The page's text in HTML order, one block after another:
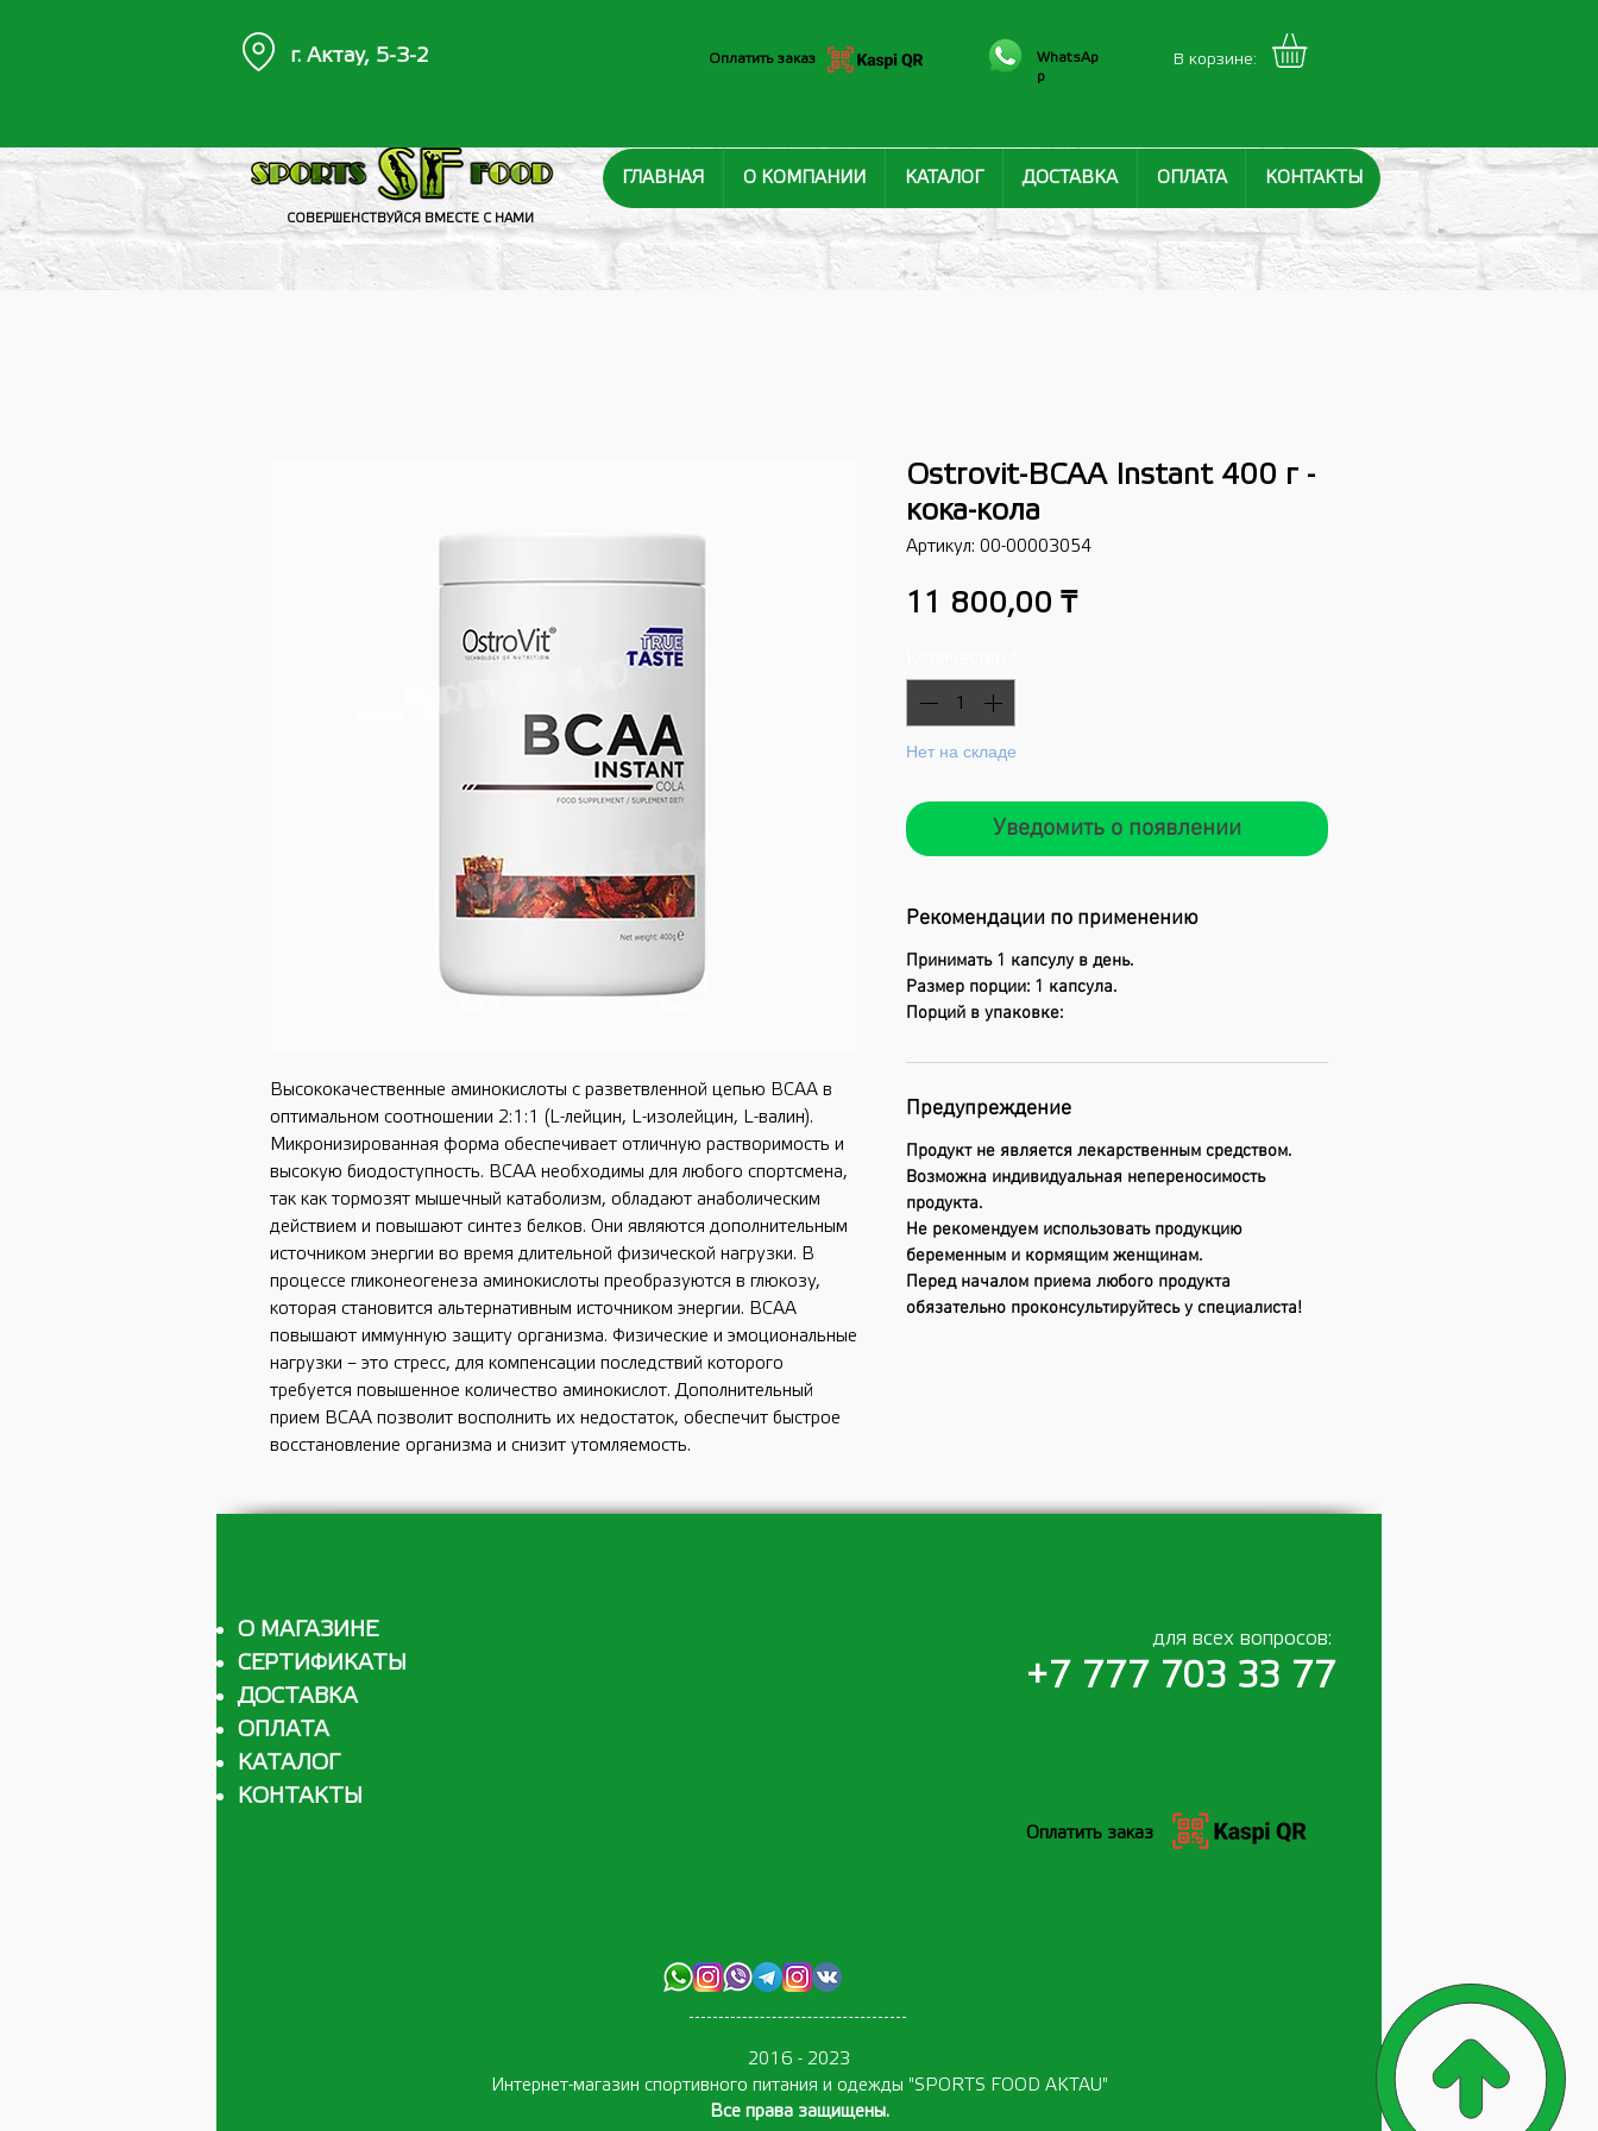
СОВЕРШЕНСТВУЙСЯ ВМЕСТЕ С НАМИ
ГЛАВНАЯ О КОМПАНИИ КАТАЛОГ ДОСТАВКА ОПЛАТА КОНТАКТЫ
г. Актау, 5-3-2 Оплатить заказ
WhatsAp
p
В корзине:
Высококачественные аминокислоты с разветвленной цепью BCAA в
оптимальном соотношении 2:1:1 (L-лейцин, L-изолейцин, L-валин).
Микронизированная форма обеспечивает отличную растворимость и
высокую биодоступность. BCAA необходимы для любого спортсмена,
так как тормозят мышечный катаболизм, обладают анаболическим
действием и повышают синтез белков. Они являются дополнительным
источником энергии во время длительной физической нагрузки. В
процессе гликонеогенеза аминокислоты преобразуются в глюкозу,
которая становится альтернативным источником энергии. ВСАА
повышают иммунную защиту организма. Физические и эмоциональные
нагрузки – это стресс, для компенсации последствий которого
требуется повышенное количество аминокислот. Дополнительный
прием ВСАА позволит восполнить их недостаток, обеспечит быстрое
восстановление организма и снизит утомляемость.
Ostrovit-BCAA Instant 400 г -
кока-кола
Артикул: 00-00003054
11 800,00 ₸Цена
Нет на складе
Уведомить о появлении
Рекомендации по применению
Принимать 1 капсулу в день.
Размер порции: 1 капсула.
Порций в упаковке:
Предупреждение
Продукт не является лекарственным средством.
Возможна индивидуальная непереносимость
продукта.
Не рекомендуем использовать продукцию
беременным и кормящим женщинам.
Перед началом приема любого продукта
обязательно проконсультируйтесь у специалиста!
О МАГАЗИНЕ
СЕРТИФИКАТЫ
ДОСТАВКА
ОПЛАТА
КАТАЛОГ
КОНТАКТЫ
+7 777 703 33 77
для всех вопросов:
Оплатить заказ
2016 - 2023
Интернет-магазин спортивного питания и одежды "SPORTS FOOD AKTAU"
Все права защищены.